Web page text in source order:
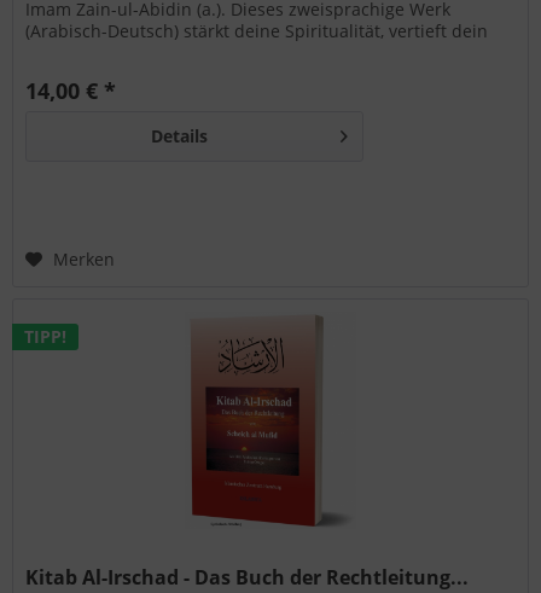
Imam Zain-ul-Abidin (a.). Dieses zweisprachige Werk
(Arabisch-Deutsch) stärkt deine Spiritualität, vertieft dein
14,00 € *
Details
Merken
TIPP!
Kitab Al-Irschad - Das Buch der Rechtleitung...